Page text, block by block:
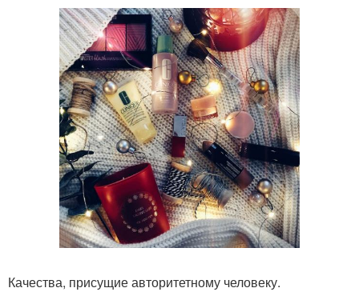
Качества, присущие авторитетному человеку.